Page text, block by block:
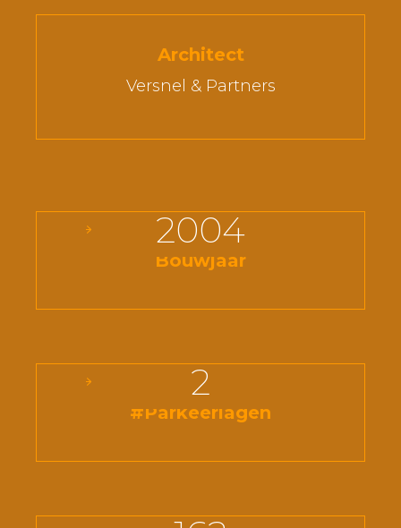
Architect
Versnel & Partners
Bouwjaar
2004
#Parkeerlagen
2